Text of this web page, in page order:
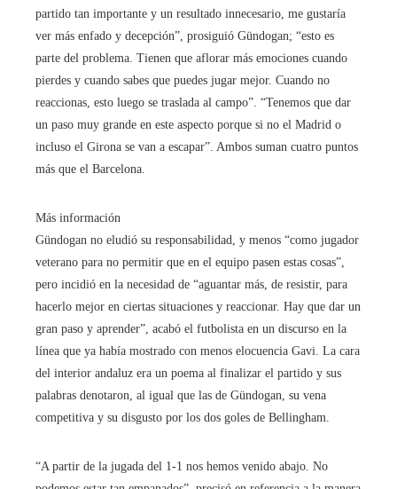
partido tan importante y un resultado innecesario, me gustaría
ver más enfado y decepción”, prosiguió Gündogan; “esto es
parte del problema. Tienen que aflorar más emociones cuando
pierdes y cuando sabes que puedes jugar mejor. Cuando no
reaccionas, esto luego se traslada al campo”. “Tenemos que dar
un paso muy grande en este aspecto porque si no el Madrid o
incluso el Girona se van a escapar”. Ambos suman cuatro puntos
más que el Barcelona.
Más información
Gündogan no eludió su responsabilidad, y menos “como jugador
veterano para no permitir que en el equipo pasen estas cosas”,
pero incidió en la necesidad de “aguantar más, de resistir, para
hacerlo mejor en ciertas situaciones y reaccionar. Hay que dar un
gran paso y aprender”, acabó el futbolista en un discurso en la
línea que ya había mostrado con menos elocuencia Gavi. La cara
del interior andaluz era un poema al finalizar el partido y sus
palabras denotaron, al igual que las de Gündogan, su vena
competitiva y su disgusto por los dos goles de Bellingham.
“A partir de la jugada del 1-1 nos hemos venido abajo. No